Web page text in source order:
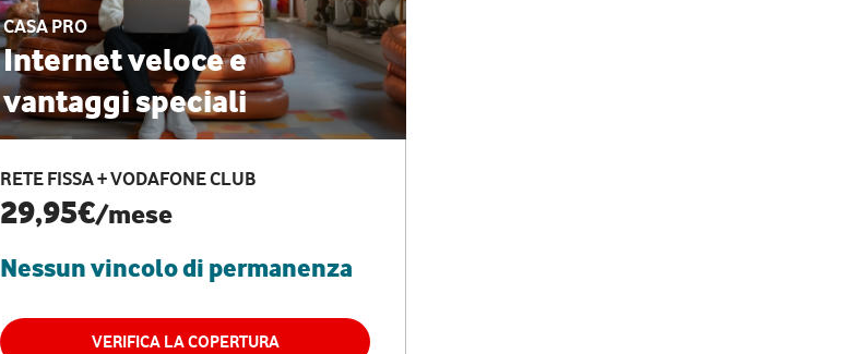
CASA PRO
Internet veloce e
vantaggi speciali
RETE FISSA + VODAFONE CLUB
29,95€/mese
Nessun vincolo di permanenza
VERIFICA LA COPERTURA